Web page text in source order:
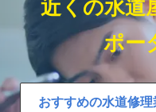
ポー
おすすめの水道修